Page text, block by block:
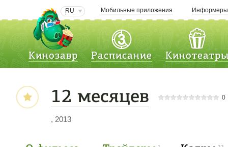
RU Мобильные приложения Информеры
Кинозавр Расписание
0
12 месяцев
, 2013